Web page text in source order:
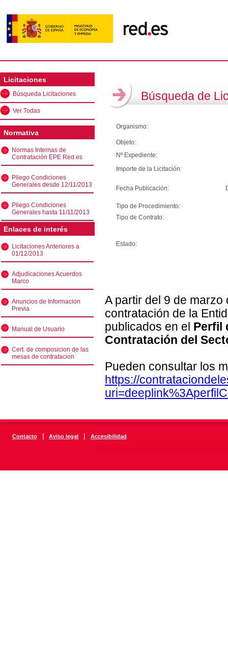
Licitaciones
Búsqueda Licitaciones
Ver Todas
Normativa
Normas Internas de
Contratación EPE Red.es
Pliego Condiciones
Generales desde 12/11/2013
Pliego Condiciones
Generales hasta 11/11/2013
Enlaces de interés
Licitaciones Anteriores a
01/12/2013
Adjudicaciones Acuerdos
Marco
Anuncios de Informacion
Previa
Manual de Usuario
Cert. de composicion de las
mesas de contratacion
Búsqueda de
Organismo:
Objeto:
Nº Expediente:
Importe de la Licitación:
Fecha Publicación:
Tipo de Procedimiento:
Tipo de Contrato:
Estado:
A partir del 9 de
contratación de la
publicados en el Perfil
Contratación del
Pueden consultar los
https://
Contacto | Aviso legal | Accesibilidad